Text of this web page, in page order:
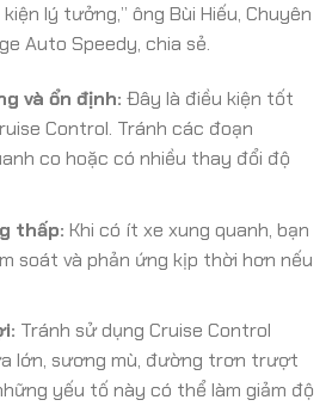
lý tưởng,” ông Bùi Hiếu, Chuyên
Auto Speedy, chia sẻ.
và ổn định: Đây là điều kiện tốt
Control. Tránh các đoạn
co hoặc có nhiều thay đổi độ
thấp: Khi có ít xe xung quanh, bạn
soát và phản ứng kịp thời hơn nếu
Tránh sử dụng Cruise Control
lớn, sương mù, đường trơn trượt
yếu tố này có thể làm giảm độ